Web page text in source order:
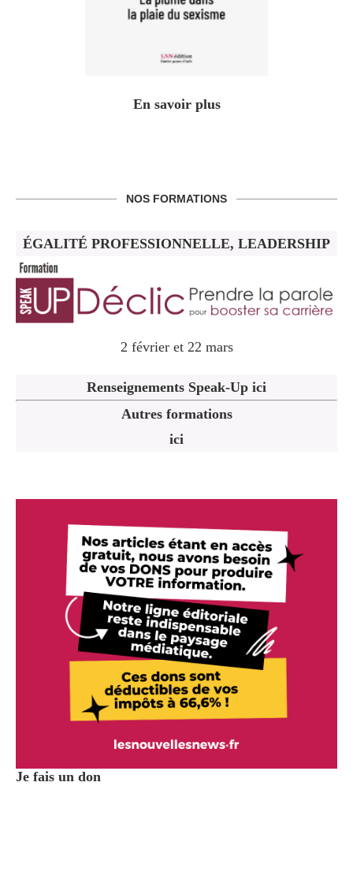
En savoir plus
NOS FORMATIONS
ÉGALITÉ PROFESSIONNELLE, LEADERSHIP
2 février et 22 mars
Renseignements Speak-Up ici
Autres formations
ici
Je fais un don